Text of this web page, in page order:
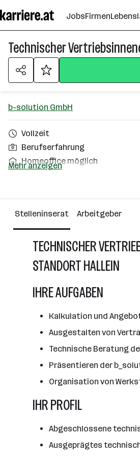
Seiteninhalt
springen
JobsFirmen
Technischer
b-solution GmbH
Vollzeit
Berufserfahrung
Homeoffice möglich
Über das Unternehmen
51 - 100 Mitarbeiter*innen
Hallein
Mehr anzeigen
Stelleninserat Arbeitgeber
TECHNISCHER
STANDORT HALLEIN
IHRE AUFGABEN
Kalkulation und
Ausgestalten von
Technische Beratung
Präsentieren der
Organisation von
IHR PROFIL
Abgeschlossene
Ausgeprägtes